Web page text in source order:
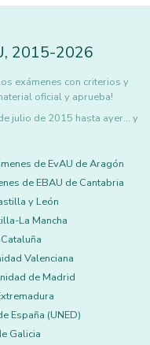
, 2015-2026
exámenes con criterios y
oficial y aprueba!
julio de 2015 hasta ayer... y
de EvAU de Aragón
de EBAU de Cantabria
y León
La Mancha
Valenciana
de Madrid
España (UNED)
Galicia